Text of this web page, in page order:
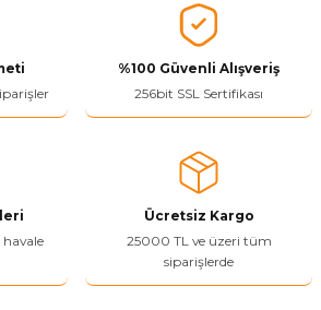
teşekkür ederiz.
veya görüntülenemiyor.
bulunuyor.
daha pahalı.
alternatifler olmalı.
%100 Güvenli Alışveriş
256bit SSL Sertifikası
havale
Ücretsiz Kargo
25000 TL ve üzeri tüm
siparişlerde